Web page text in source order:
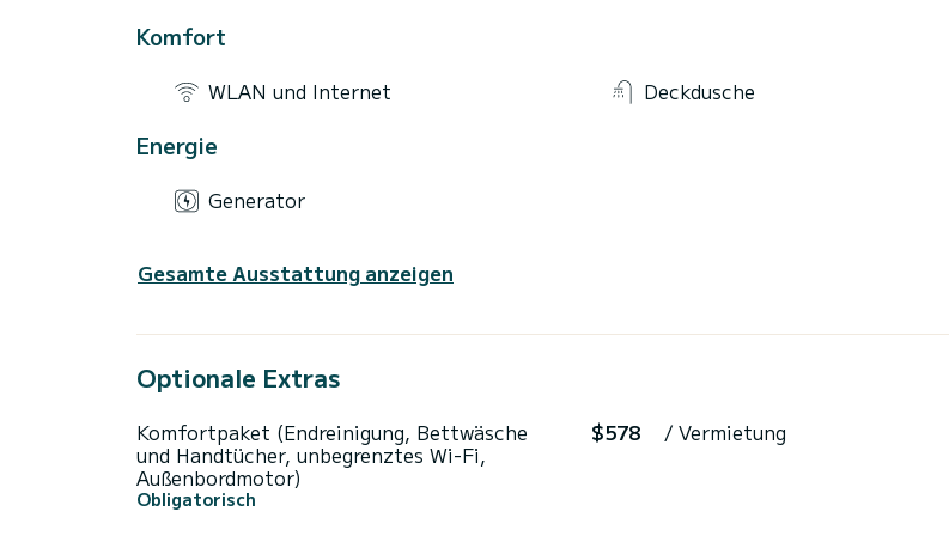
Komfort
WLAN und Internet Deckdusche
Energie
Generator
Gesamte Ausstattung anzeigen
Optionale Extras
Komfortpaket (Endreinigung, Bettwäsche
und Handtücher, unbegrenztes Wi-Fi,
Außenbordmotor)
Obligatorisch
$578 / Vermietung